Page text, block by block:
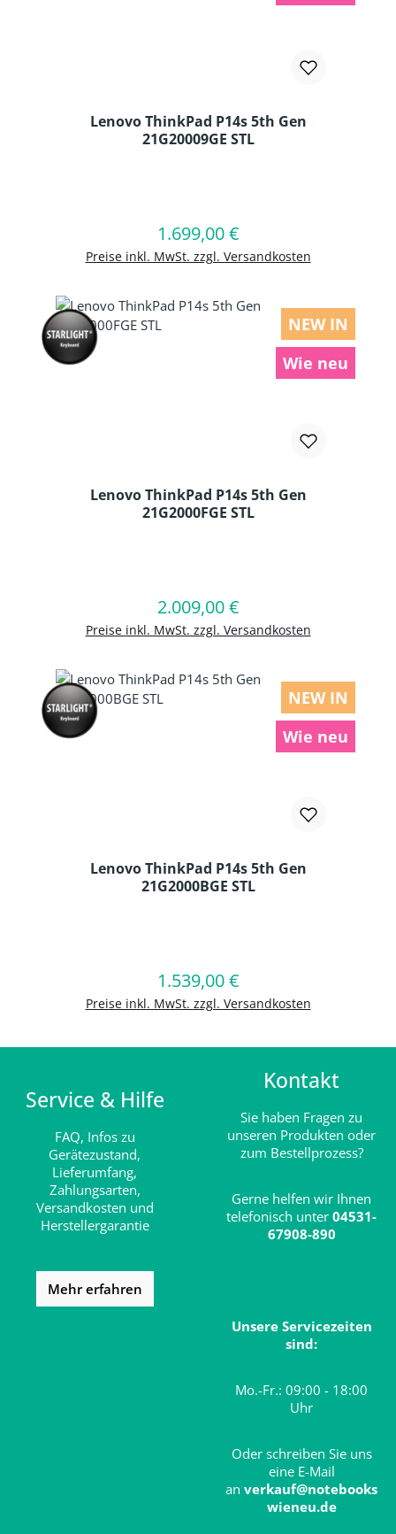
Lenovo ThinkPad P14s 5th Gen
21G20009GE STL
Regulärer Preis:
1.699,00 €
Preise inkl. MwSt. zzgl. Versandkosten
In den Warenkorb
NEW IN
Wie neu
Lenovo ThinkPad P14s 5th Gen
21G2000FGE STL
Regulärer Preis:
2.009,00 €
Preise inkl. MwSt. zzgl. Versandkosten
In den Warenkorb
NEW IN
Wie neu
Lenovo ThinkPad P14s 5th Gen
21G2000BGE STL
Regulärer Preis:
1.539,00 €
Preise inkl. MwSt. zzgl. Versandkosten
In den Warenkorb
Service & Hilfe
FAQ, Infos zu
Gerätezustand,
Lieferumfang,
Zahlungsarten,
Versandkosten und
Herstellergarantie
Mehr erfahren
Kontakt
Sie haben Fragen zu
unseren Produkten oder
zum Bestellprozess?
Gerne helfen wir Ihnen
telefonisch unter 04531-
67908-890
Unsere Servicezeiten
sind:
Mo.-Fr.: 09:00 - 18:00
Uhr
Oder schreiben Sie uns
eine E-Mail
an verkauf@notebooks
wieneu.de